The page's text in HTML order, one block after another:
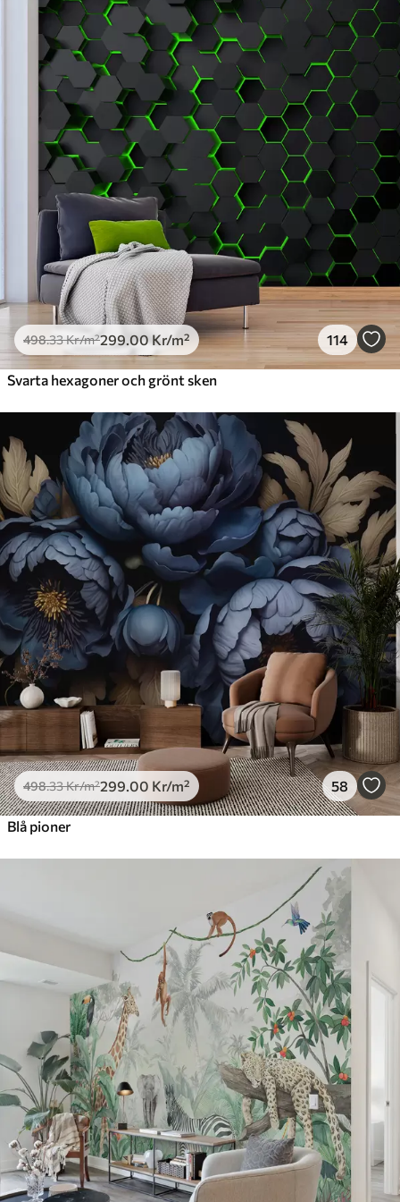
Standard
.33299 .00 /m²
Premium
.67379 .00Kr /m²
Premiumvinyl
725.00 435.00Kr
Peel and Stick
900.00540.00Kr/m²
498.33Kr/m²299 .00 Kr/m² 114
Svarta hexagoner och grönt sken
498.33Kr/m²299 .00 Kr/m² 58
Blå pioner